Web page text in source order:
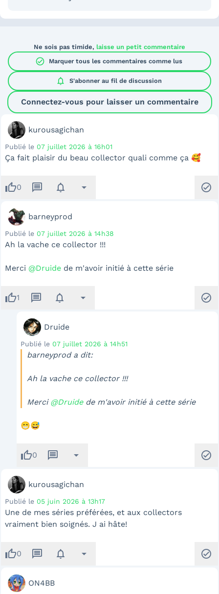
Ne sois pas timide, laisse un petit commentaire
check_circle Marquer tous les commentaires comme lus
notifications S'abonner au fil de discussion
Connectez-vous pour laisser un commentaire
kurousagichan
Publié le 07 juillet 2026 à 16h01
Ça fait plaisir du beau collector quali comme ça 🥰
thumb_up0 message notifications arrow_drop_down check_circle
barneyprod
Publié le 07 juillet 2026 à 14h38
Ah la vache ce collector !!!
Merci @Druide de m'avoir initié à cette série
thumb_up1 message notifications arrow_drop_down check_circle
Druide
Publié le 07 juillet 2026 à 14h51
barneyprod a dit:
Ah la vache ce collector !!!
Merci @Druidede m'avoir initié à cette série
😁😅
thumb_up0 message arrow_drop_down check_circle
kurousagichan
Publié le 05 juin 2026 à 13h17
Une de mes séries préférées, et aux collectors
vraiment bien soignés. J ai hâte!
thumb_up0 message notifications arrow_drop_down check_circle
ON4BB